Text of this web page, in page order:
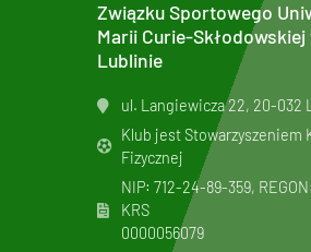
Związku Sportowego
Marii Curie-Skłodowskiej
Lublinie
ul. Langiewicza 22, 20-032
Klub jest Stowarzyszeniem
Fizycznej
NIP: 712-24-89-359,
KRS
0000056079